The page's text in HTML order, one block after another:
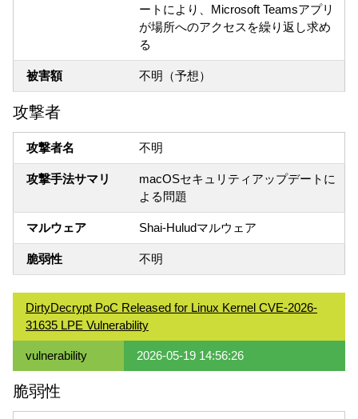
ートにより、Microsoft Teamsアプリ
が場所へのアクセスを繰り返し求め
る
被害額 不明（予想）
攻撃者
攻撃者名 不明
攻撃手法サマリ
macOSセキュリティアップデートに
よる問題
マルウェア Shai-Huludマルウェア
脆弱性 不明
DirtyDecrypt PoC Released for Linux Kernel CVE-2026-
31635 LPE Vulnerability
vulnerability 2026-05-19 14:56:26
脆弱性